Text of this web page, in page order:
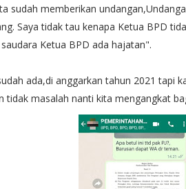
sudah memberikan
Saya tidak tau kenapa Ketua BPD
Ketua BPD ada hajatan".
ada,di anggarkan tahun 2021 tapi
tidak masalah nanti kita mengangkat